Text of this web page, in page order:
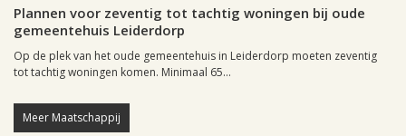
Plannen voor zeventig tot tachtig woningen bij oude
gemeentehuis Leiderdorp
Op de plek van het oude gemeentehuis in Leiderdorp moeten zeventig
tot tachtig woningen komen. Minimaal 65...
Meer Maatschappij